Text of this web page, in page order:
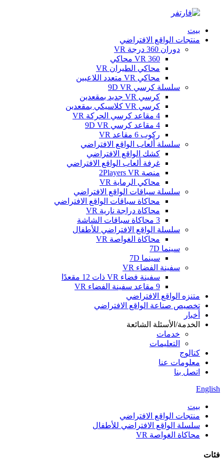
بيت
منتجات الواقع الافتراضي
دوران 360 درجة VR
360 VR محاكي
محاكي الطيران VR
محاكي VR متعدد اللاعبين
سلسلة كرسي 9D VR
كرسي VR جديد بمقعدين
كرسي VR كلاسيكي بمقعدين
4 مقاعد كرسي الحركة VR
4 مقاعد كرسي 9D VR
ركوب 6 مقاعد VR
سلسلة ألعاب الواقع الافتراضي
كشك الواقع الافتراضي
غرفة ألعاب الواقع الافتراضي
منصة 2Players VR
محاكي الرماية VR
سلسلة سباقات الواقع الافتراضي
محاكاة سباقات الواقع الافتراضي
محاكاة دراجة نارية VR
3 محاكاة سباقات الشاشة
سلسلة الواقع الافتراضي للأطفال
محاكاة الغواصة VR
سينما 7D
سينما 7D
سفينة الفضاء VR
سفينة فضاء VR ذات 12 مقعدًا
9 مقاعد سفينة الفضاء VR
متنزه الواقع الافتراضي
تخصيص صناعة الواقع الافتراضي
أخبار
الخدمة/الأسئلة الشائعة
خدمات
التعليمات
كتالوج
معلومات عنا
اتصل بنا
English
بيت
منتجات الواقع الافتراضي
سلسلة الواقع الافتراضي للأطفال
محاكاة الغواصة VR
فئات